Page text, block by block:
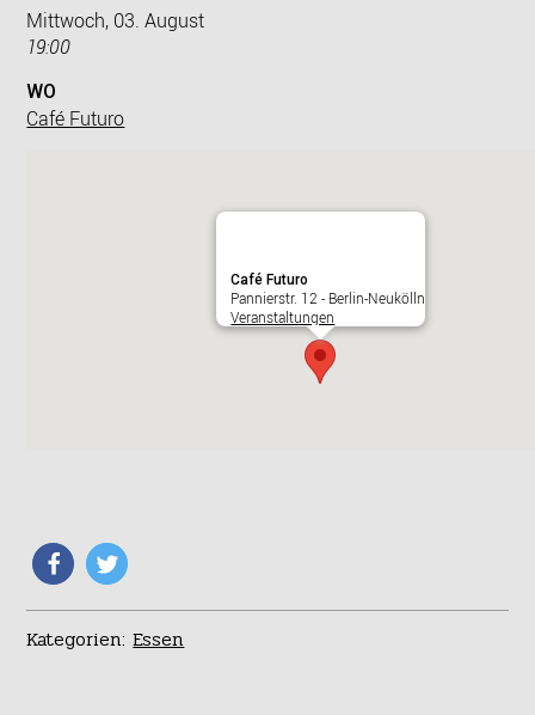
Mittwoch, 03. August
19:00
WO
Café Futuro
Café Futuro
Pannierstr. 12 - Berlin-Neukölln
Veranstaltungen
Kategorien:Essen